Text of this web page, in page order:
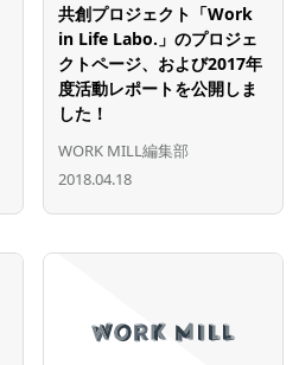
共創プロジェクト「Work
in Life Labo.」のプロジェ
クトページ、および2017年
度活動レポートを公開しま
した！
WORK MILL編集部
2018.04.18